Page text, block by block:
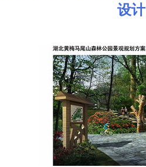
设计